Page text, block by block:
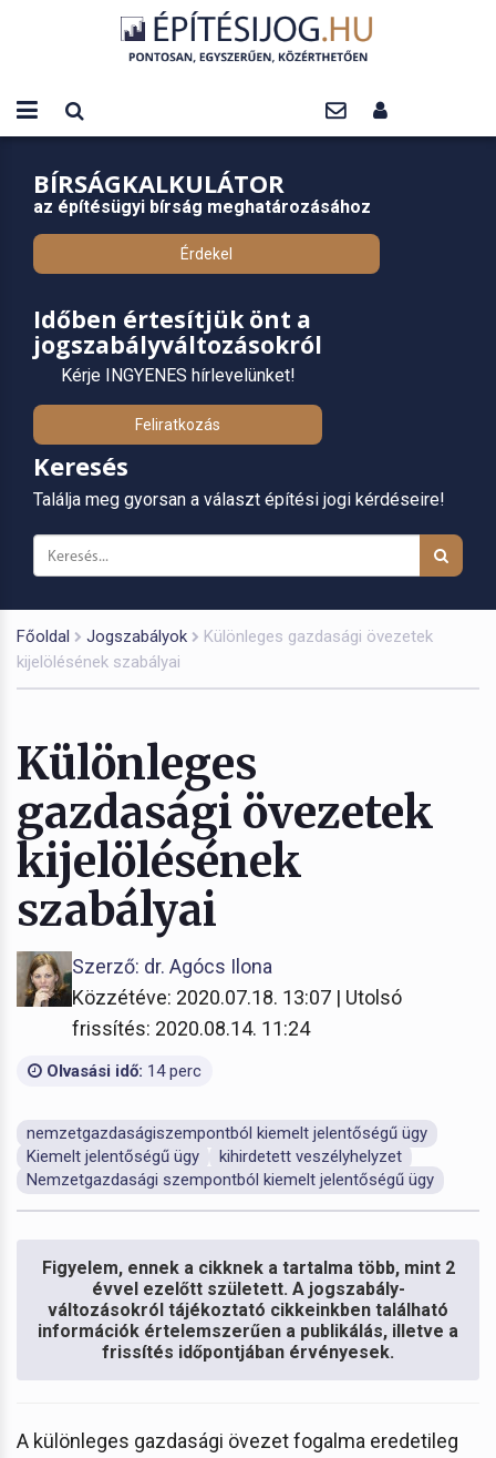
BÍRSÁGKALKULÁTOR
az építésügyi bírság meghatározásához
Érdekel
Időben értesítjük önt a
jogszabályváltozásokról
Kérje INGYENES hírlevelünket!
Feliratkozás
Keresés
Találja meg gyorsan a választ építési jogi kérdéseire!
Főoldal Jogszabályok
Különleges gazdasági övezetek
kijelölésének szabályai
Különleges
gazdasági övezetek
kijelölésének
szabályai
Szerző: dr. Agócs Ilona
Közzétéve: 2020.07.18. 13:07 | Utolsó
frissítés: 2020.08.14. 11:24
Olvasási idő: 14 perc
nemzetgazdaságiszempontból kiemelt jelentőségű ügy
Kiemelt jelentőségű ügy
kihirdetett veszélyhelyzet
Nemzetgazdasági szempontból kiemelt jelentőségű ügy
Figyelem, ennek a cikknek a tartalma több, mint 2
évvel ezelőtt született. A jogszabály-
változásokról tájékoztató cikkeinkben található
információk értelemszerűen a publikálás, illetve a
frissítés időpontjában érvényesek.
A különleges gazdasági övezet fogalma eredetileg